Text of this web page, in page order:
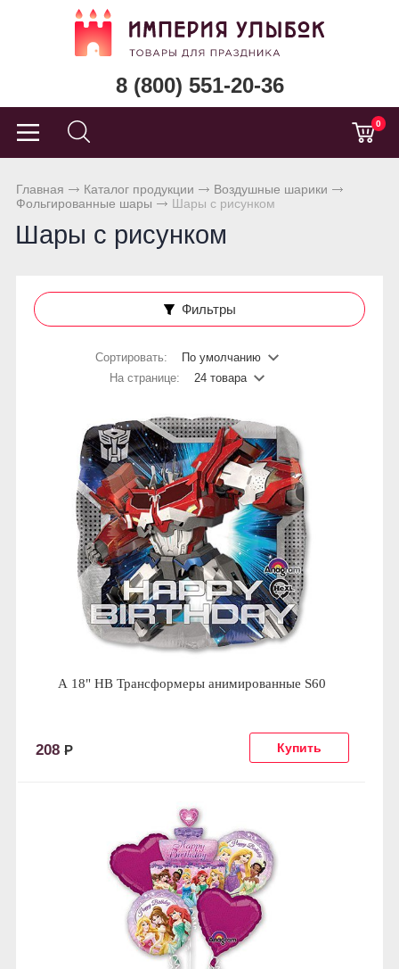
8 (800) 551-20-36
0
Главная Каталог продукции
Воздушные шарики
Фольгированные шары
Шары с рисунком
Шары с рисунком
Фильтры
Сортировать:
По умолчанию
На странице:
24 товара
А 18" HB Трансформеры анимированные S60
208 Р